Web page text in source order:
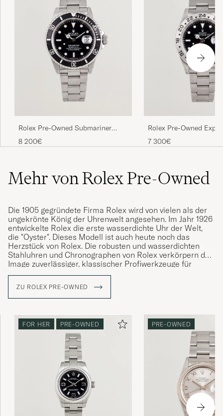
Rolex Pre-Owned Submariner
Date
8 200€
Rolex Pre-Owned
7 300€
Mehr von Rolex Pre-Owned
Die 1905 gegründete Firma Rolex wird von vielen als der
ungekrönte König der Uhrenwelt angesehen. Im Jahr 1926
entwickelte Rolex die erste wasserdichte Uhr der Welt,
die "Oyster". Dieses Modell ist auch heute noch das
Herzstück von Rolex. Die robusten und wasserdichten
Stahluhren und Chronographen von Rolex verkörpern das
Image zuverlässiger, klassischer Profiwerkzeuge für
Taucher, Piloten, Rennfahrer und militärische
Heute sind Rolex-Vintage-Uhren sehr begehrt und haben
interessanter die Geschichte der Uhr, ihre Herkunft, desto
höher wird ihr Wert eingeschätzt. Der Kauf einer Vintage-
Rolex ist daher sowohl für den Käufer als auch für den
Verkäufer ein profitables Geschäft. Da das
Verkaufsmodell der Marke den Kauf neuer Rolex-Uhren
erschwert hat, ist eine Vintage-Rolex eine gute
Einstiegsmöglichkeit.
ZU ROLEX PRE-OWNED
FOR HER PRE-OWNED PRE-OWNED